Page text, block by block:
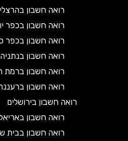
רואה חשבון בהרצליה
רואה חשבון בכפר יונה
רואה חשבון בכפר סבא
רואה חשבון בנתניה
רואה חשבון ברמת השרון
רואה חשבון ברעננה
רואה חשבון בירושלים
רואה חשבון באריאל
רואה חשבון בבית שמש